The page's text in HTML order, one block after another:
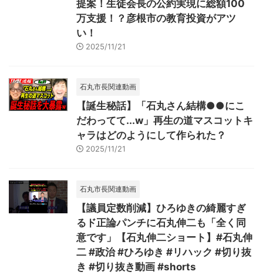
提案！生徒会長の公約実現に総額100
万支援！？彦根市の教育投資がアツ
い！
2025/11/21
石丸市長関連動画
【誕生秘話】「石丸さん結構●●にこ
だわってて...w」再生の道マスコットキ
ャラはどのようにして作られた？
2025/11/21
石丸市長関連動画
【議員定数削減】ひろゆきの綺麗すぎ
るド正論パンチに石丸伸二も「全く同
意です」【石丸伸二ショート】#石丸伸
二 #政治 #ひろゆき #リハック #切り抜
き #切り抜き動画 #shorts